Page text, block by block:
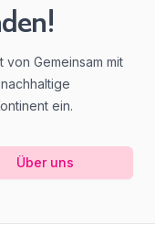
Gemeinsam mit
ein.
Über uns